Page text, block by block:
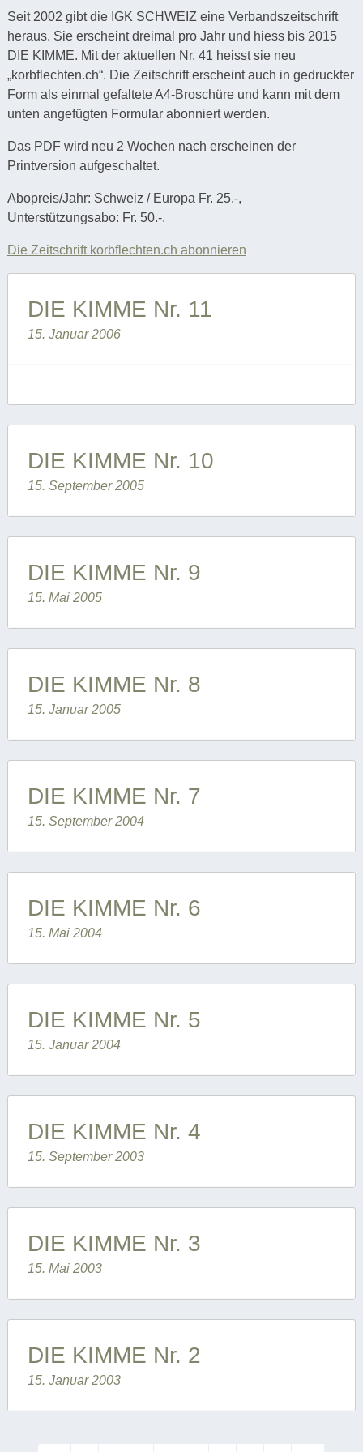
Seit 2002 gibt die IGK SCHWEIZ eine Verbandszeitschrift
heraus. Sie erscheint dreimal pro Jahr und hiess bis 2015
DIE KIMME. Mit der aktuellen Nr. 41 heisst sie neu
„korbflechten.ch“. Die Zeitschrift erscheint auch in gedruckter
Form als einmal gefaltete A4-Broschüre und kann mit dem
unten angefügten Formular abonniert werden.
Das PDF wird neu 2 Wochen nach erscheinen der
Printversion aufgeschaltet.
Abopreis/Jahr: Schweiz / Europa Fr. 25.-,
Unterstützungsabo: Fr. 50.-.
Die Zeitschrift korbflechten.ch abonnieren
DIE KIMME Nr. 11
15. Januar 2006
DIE KIMME Nr. 10
15. September 2005
DIE KIMME Nr. 9
15. Mai 2005
DIE KIMME Nr. 8
15. Januar 2005
DIE KIMME Nr. 7
15. September 2004
DIE KIMME Nr. 6
15. Mai 2004
DIE KIMME Nr. 5
15. Januar 2004
DIE KIMME Nr. 4
15. September 2003
DIE KIMME Nr. 3
15. Mai 2003
DIE KIMME Nr. 2
15. Januar 2003